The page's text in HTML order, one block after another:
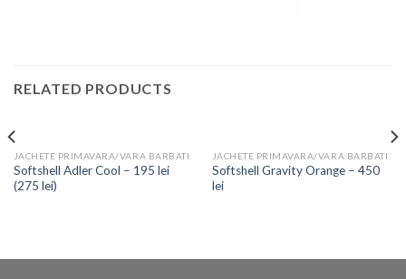
RELATED PRODUCTS
JACHETE PRIMAVARA/VARA BARBATI
Softshell Adler Cool – 195 lei
(275 lei)
JACHETE PRIMAVARA/VARA BARBATI
Softshell Gravity Orange – 450
lei